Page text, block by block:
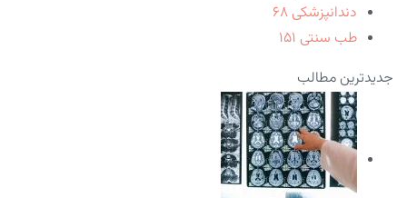
دندانپزشکی ۶۸
طب سنتی ۱۵۱
جدیدترین مطالب